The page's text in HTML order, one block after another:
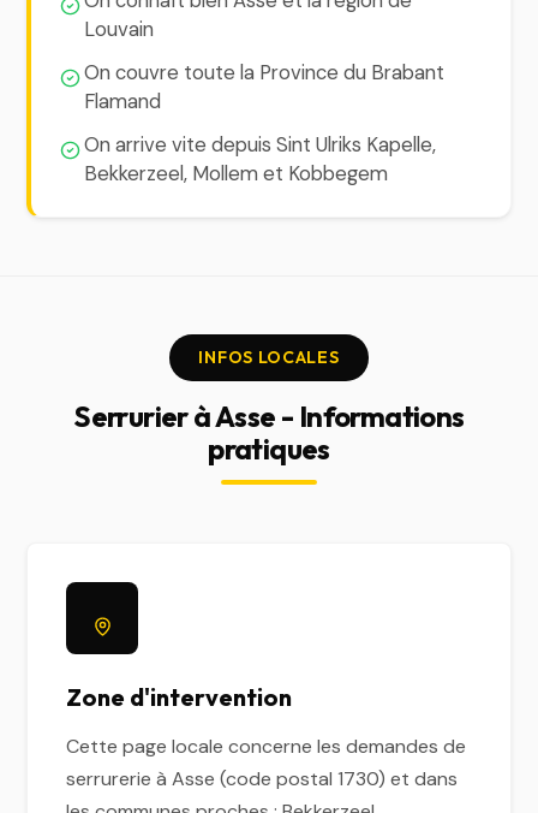
Louvain
On couvre toute la Province du Brabant
Flamand
On arrive vite depuis Sint Ulriks Kapelle,
Bekkerzeel, Mollem et Kobbegem
INFOS LOCALES
Serrurier à Asse - Informations
pratiques
Zone d'intervention
Cette page locale concerne les demandes de
serrurerie à Asse (code postal 1730) et dans